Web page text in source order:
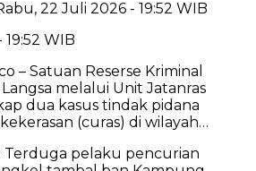
22 Juli 2026 - 19:52 WIB
WIB
– Satuan Reserse Kriminal
melalui Unit Jatanras
dua kasus tindak pidana
(curas) di wilayah…